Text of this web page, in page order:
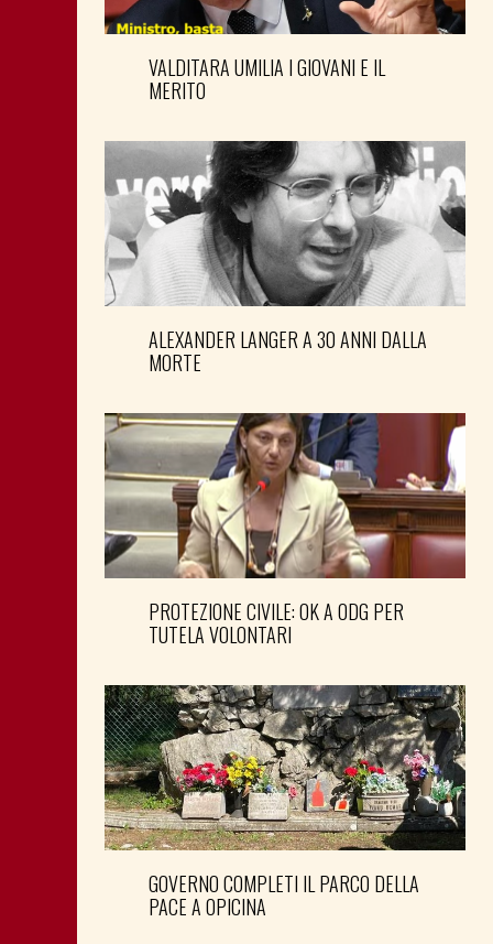
VALDITARA UMILIA I GIOVANI E IL
MERITO
ALEXANDER LANGER A 30 ANNI DALLA
MORTE
PROTEZIONE CIVILE: OK A ODG PER
TUTELA VOLONTARI
GOVERNO COMPLETI IL PARCO DELLA
PACE A OPICINA